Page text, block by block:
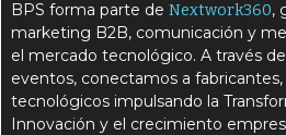
BPS forma parte deNextwork360,
marketing B2B, comunicación y
el mercado tecnológico. A través
eventos, conectamos a
tecnológicos impulsando la
Innovación y el crecimiento